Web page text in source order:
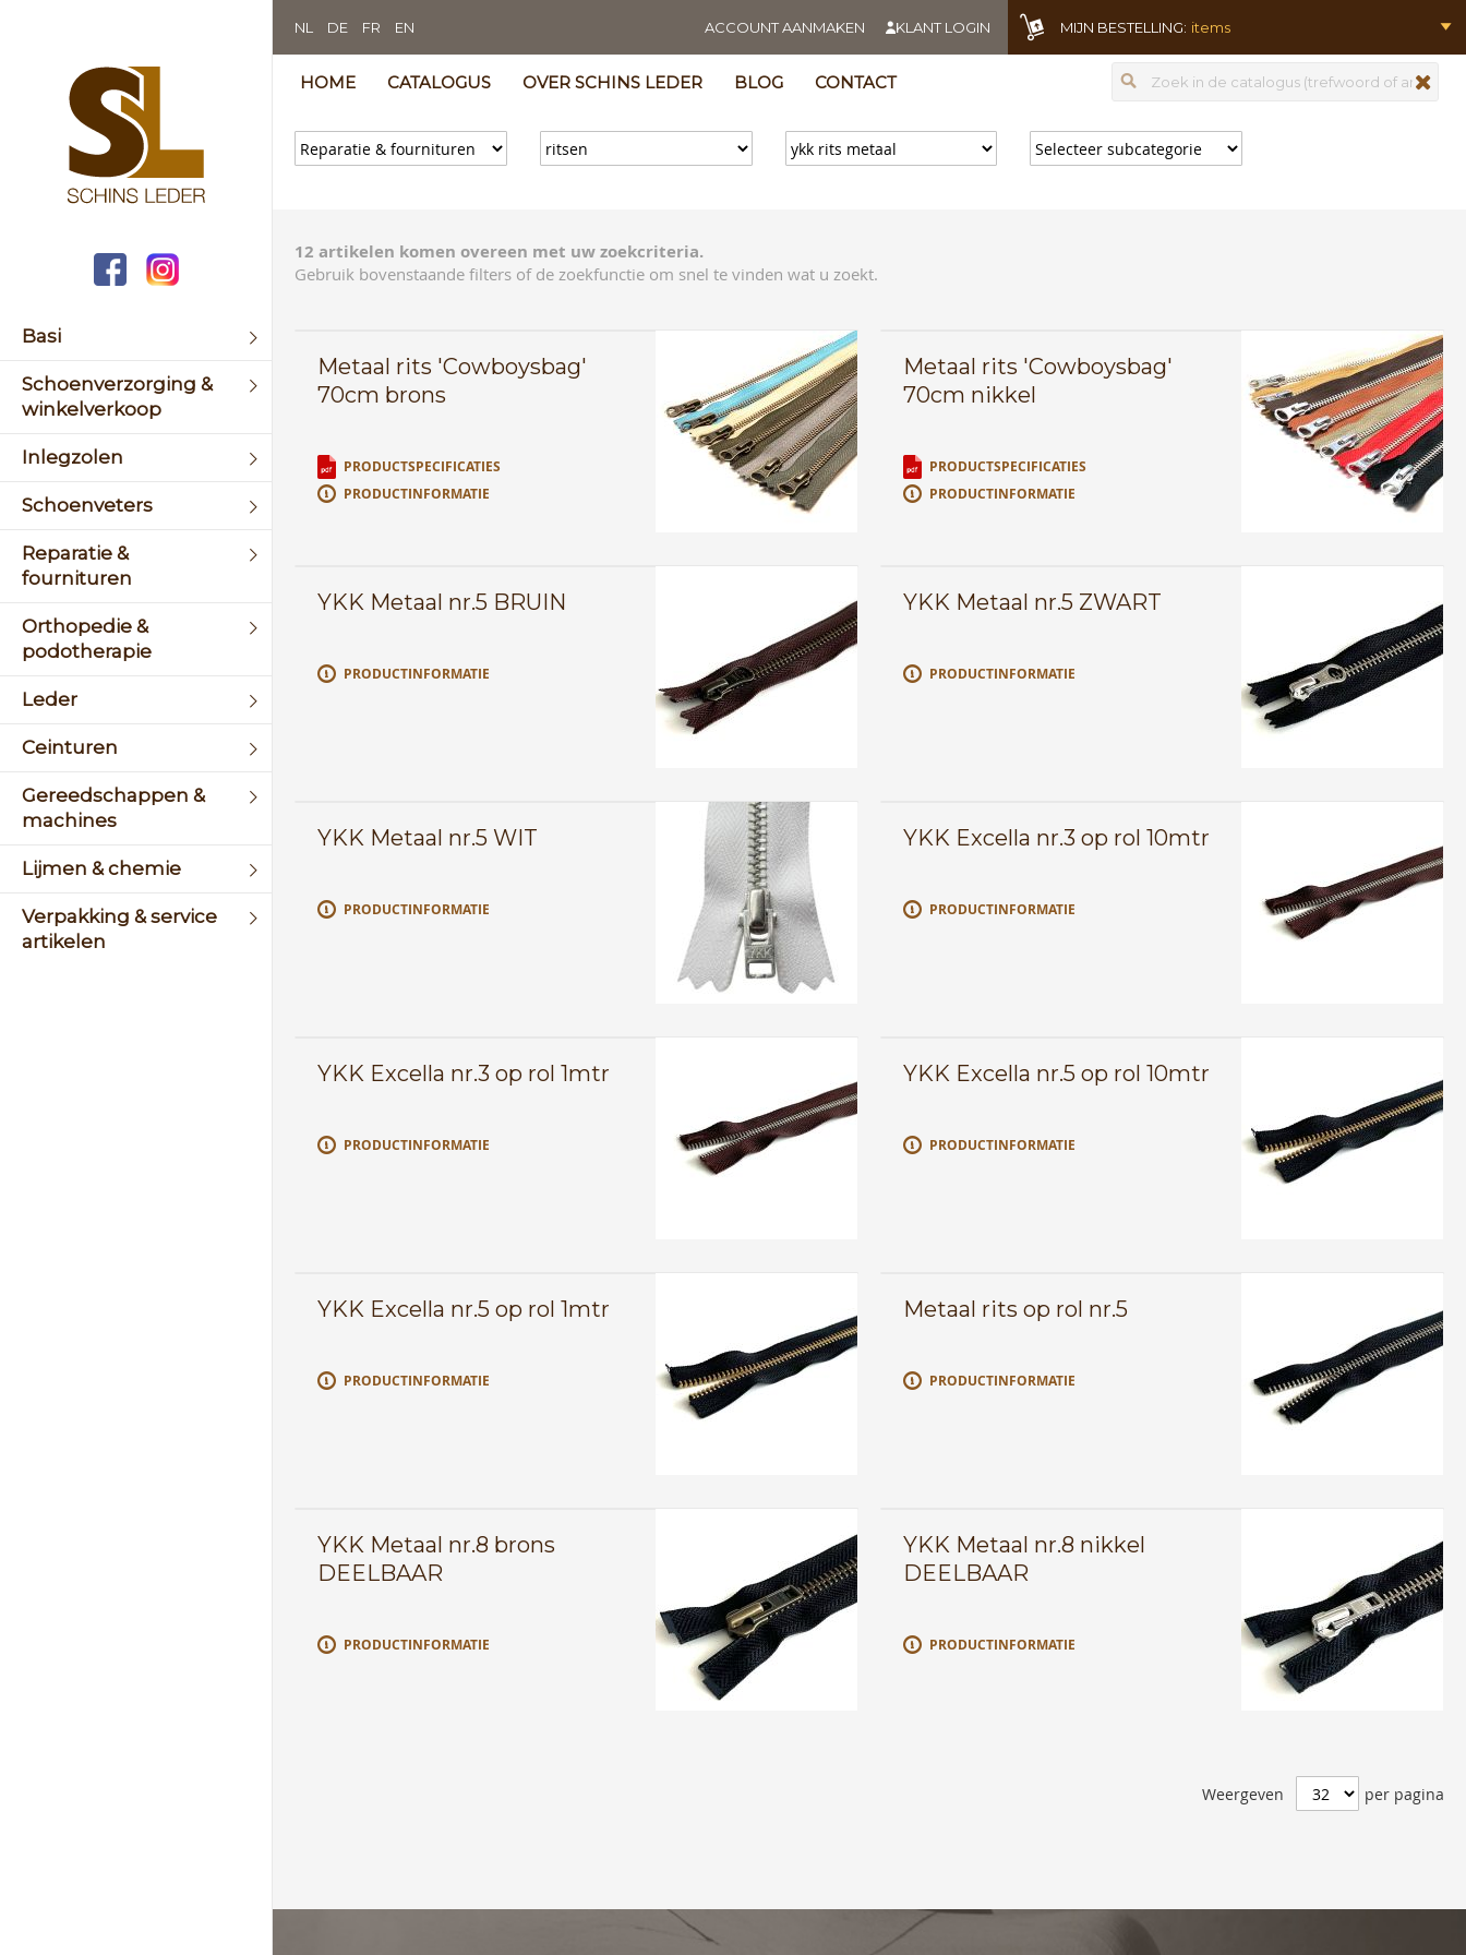
Basi
Schoenverzorging &
winkelverkoop
Inlegzolen
Schoenveters
Reparatie &
fournituren
Orthopedie &
podotherapie
Leder
Ceinturen
Gereedschappen &
machines
Lijmen & chemie
Verpakking & service
artikelen
ACCOUNT AANMAKEN KLANT LOGIN
NL DE FR EN MIJN BESTELLING: items
HOME CATALOGUS OVER SCHINS LEDER BLOG CONTACT Zoeken
12 artikelen komen overeen met uw zoekcriteria.
Gebruik bovenstaande filters of de zoekfunctie om snel te vinden wat u zoekt.
Metaal rits 'Cowboysbag'
70cm brons
PRODUCTSPECIFICATIES
PRODUCTINFORMATIE
Metaal rits 'Cowboysbag'
70cm nikkel
PRODUCTSPECIFICATIES
PRODUCTINFORMATIE
YKK Metaal nr.5 BRUIN
PRODUCTINFORMATIE
YKK Metaal nr.5 ZWART
PRODUCTINFORMATIE
YKK Metaal nr.5 WIT
PRODUCTINFORMATIE
YKK Excella nr.3 op rol 10mtr
PRODUCTINFORMATIE
YKK Excella nr.3 op rol 1mtr
PRODUCTINFORMATIE
YKK Excella nr.5 op rol 10mtr
PRODUCTINFORMATIE
YKK Excella nr.5 op rol 1mtr
PRODUCTINFORMATIE
Metaal rits op rol nr.5
PRODUCTINFORMATIE
YKK Metaal nr.8 brons
DEELBAAR
PRODUCTINFORMATIE
YKK Metaal nr.8 nikkel
DEELBAAR
PRODUCTINFORMATIE
Weergeven per pagina